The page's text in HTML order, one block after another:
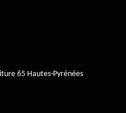
65 Hautes-Pyrénées